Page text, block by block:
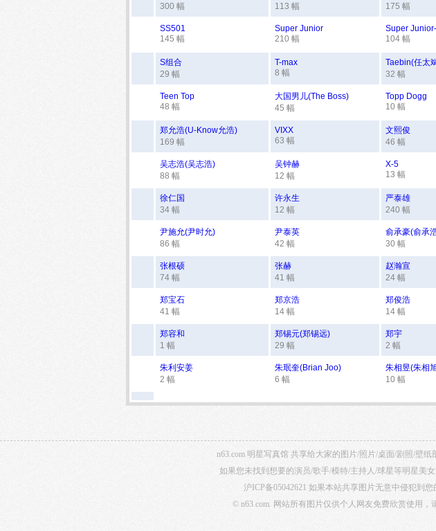
300 幅
113 幅
175 幅
SS501
145 幅
Super Junior
210 幅
Super
104 幅
S组合
29 幅
T-max
8 幅
Taebin(任太
32 幅
Teen Top
48 幅
大国男儿(The Boss)
45 幅
Topp Dogg
10 幅
郑允浩(U-Know允浩)
169 幅
VIXX
63 幅
文熙俊
46 幅
吴志浩(吴志浩)
88 幅
吴钟赫
12 幅
X-5
13 幅
徐仁国
34 幅
许永生
12 幅
严泰雄
240 幅
尹施允(尹时允)
86 幅
尹泰英
42 幅
俞承豪(俞承
30 幅
张根硕
74 幅
张赫
41 幅
赵瀚宣
24 幅
郑宝石
41 幅
郑京浩
14 幅
郑俊浩
14 幅
郑容和
1 幅
郑锡元(郑锡远)
29 幅
郑宇
2 幅
朱利安姜
2 幅
朱珉奎(Brian Joo)
6 幅
朱相昱(朱相
10 幅
n63.com 明星写真馆 共享给大家的图片/照片/桌面/剧照/壁
如果您未找到想要的演员/歌手/模特/主持人/球星等明星美
沪ICP备05042621 如果本站共享图片无意中侵犯到您
© n63.com. 网站所有图片仅供个人网友免费欣赏使用，